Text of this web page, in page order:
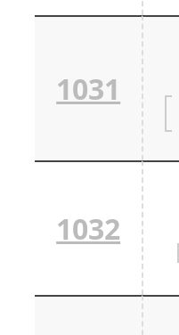
1031
1032